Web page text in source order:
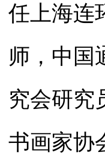
任上海连
师，中国
究会研究
书画家协